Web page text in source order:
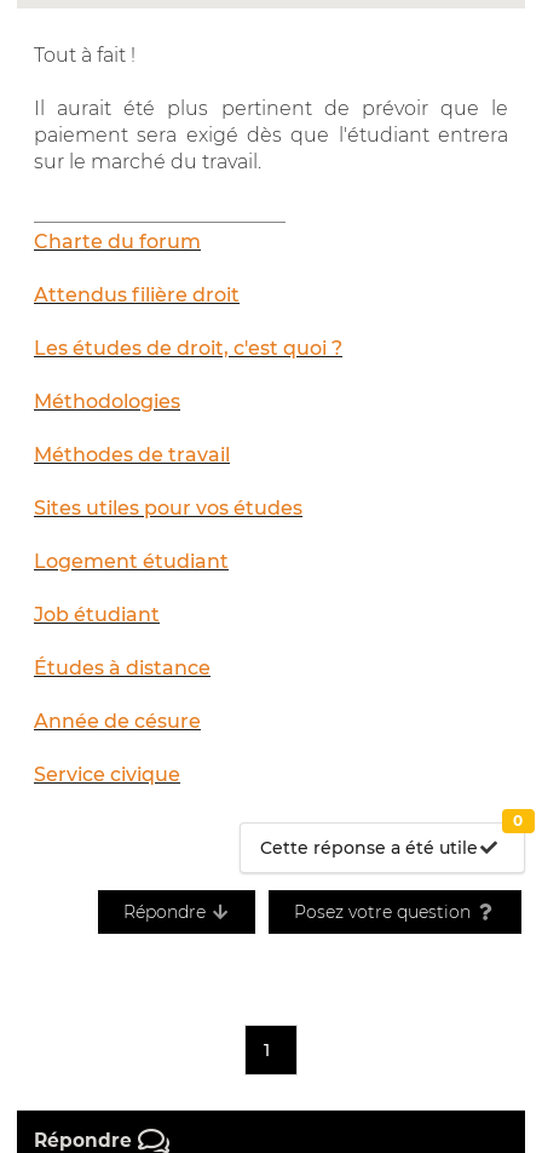
Tout à fait !
Il aurait été plus pertinent de prévoir que le
paiement sera exigé dès que l'étudiant entrera
sur le marché du travail.
Charte du forum
Attendus filière droit
Les études de droit, c'est quoi ?
Méthodologies
Méthodes de travail
Sites utiles pour vos études
Logement étudiant
Job étudiant
Études à distance
Année de césure
Service civique
Cette réponse a été utile
0
Répondre Posez votre question
1
Répondre